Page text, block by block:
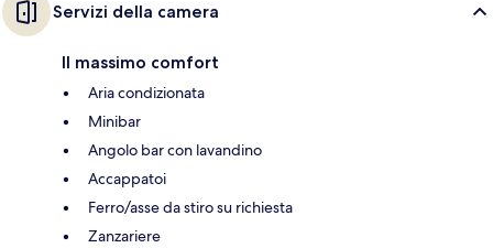
Servizi della camera
Il massimo comfort
Aria condizionata
Minibar
Angolo bar con lavandino
Accappatoi
Ferro/asse da stiro su richiesta
Zanzariere